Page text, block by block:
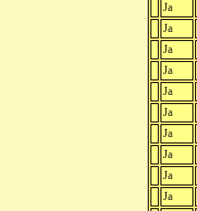
Ja
Ja
Ja
Ja
Ja
Ja
Ja
Ja
Ja
Ja